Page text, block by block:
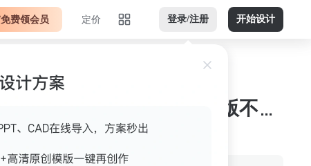
免费领会员 定价 登录/注册 开始设计
背景山手绘树深绿竖版不透明png 平面底图